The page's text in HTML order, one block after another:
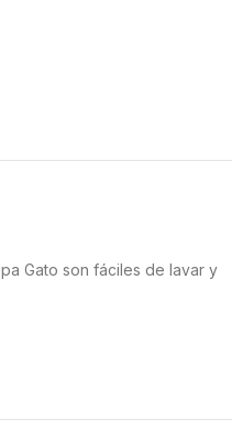
Gato son fáciles de lavar y